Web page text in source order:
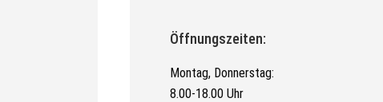
Öffnungszeiten:
Montag, Donnerstag:
8.00-18.00 Uhr